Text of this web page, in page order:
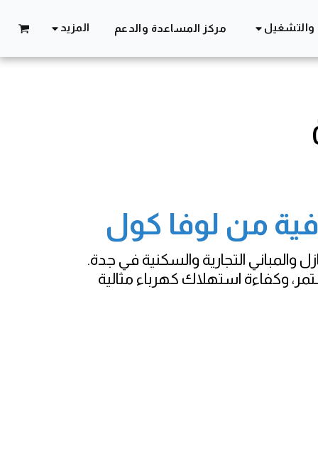
والتشغيل مركز المساعدة والدعم المزيد
من لوفا كول
والمباني التجارية والسكنية في جدة.
وكفاءة استهلاك كهرباء مثالية